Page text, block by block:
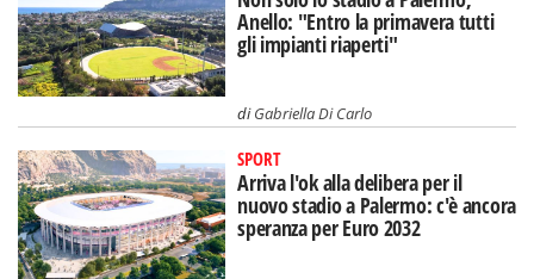
Anello: "Entro la primavera tutti
gli impianti riaperti"
diGabriella Di Carlo
SPORT
Arriva l'ok alla delibera per il
nuovo stadio a Palermo: c'è ancora
speranza per Euro 2032